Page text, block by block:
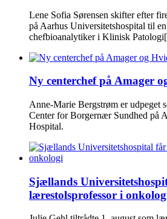
Lene Sofia Sørensen skifter efter
på Aarhus Universitetshospital til
chefbioanalytiker i Klinisk
Ny centerchef på Amager
Anne-Marie Bergstrøm er udpeget
Center for Borgernær Sundhed på
Hospital.
Sjællands
lærestolsprofessor i